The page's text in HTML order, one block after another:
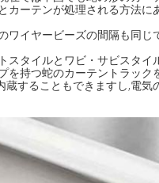
カーテンが処理される方法
ワイヤービーズの間隔も同じ
スタイルとワビ・サビスタ
を持つ蛇のカーテントラック
することもできますし,電